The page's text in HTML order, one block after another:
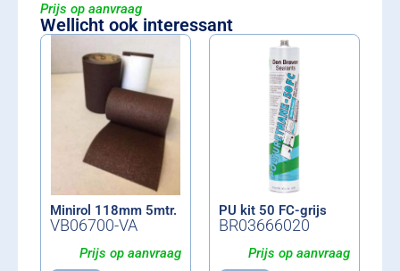
Prijs op aanvraag
Wellicht ook interessant
Minirol 118mm 5mtr.
VB06700-VA
Prijs op aanvraag
PU kit 50 FC-grijs
BR03666020
Prijs op aanvraag